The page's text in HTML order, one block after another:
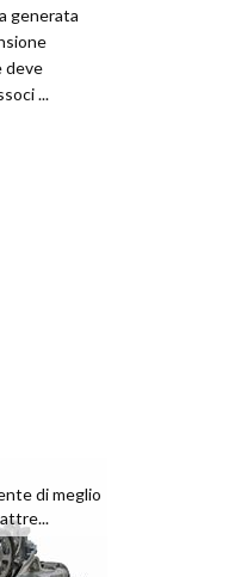
generata
deve
...
di meglio